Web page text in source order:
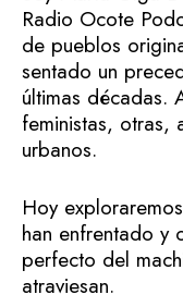
Radio Ocote
de pueblos
sentado un
últimas décadas.
feministas, otras,
urbanos.
Hoy
han enfrentado y
perfecto del
atraviesan.